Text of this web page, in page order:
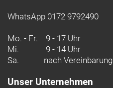
WhatsApp 0172 9792490
Mo. - Fr. 9 - 17 Uhr
Mi.
9 - 14 Uhr
Sa.
nach Vereinbarung
Unser Unternehmen